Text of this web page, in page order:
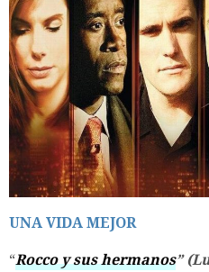
UNA VIDA MEJOR
“Rocco y sus hermanos”